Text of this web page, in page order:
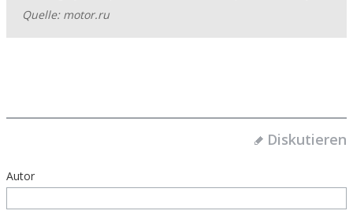
Quelle: motor.ru
Diskutieren
Autor